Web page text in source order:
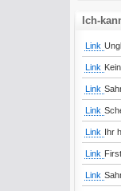
Ich-
Link
Link
Link
Link
Link Ihr
Link
Link